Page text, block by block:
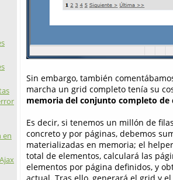
en
Sin embargo, también
marcha un grid completo tenía su
memoria del conjunto completo de
Es decir, si tenemos un millón de
concreto y por páginas, debemos
materializadas en memoria; el
total de elementos, calculará las
elementos por página definidos, y